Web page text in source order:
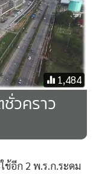
. 2558
พ.ศ. 2542 อันดับ
ทั้งสิ้น 322 คำร้อง
1,484
วคราว
อีก 2 พ.ร.ก.ระดม